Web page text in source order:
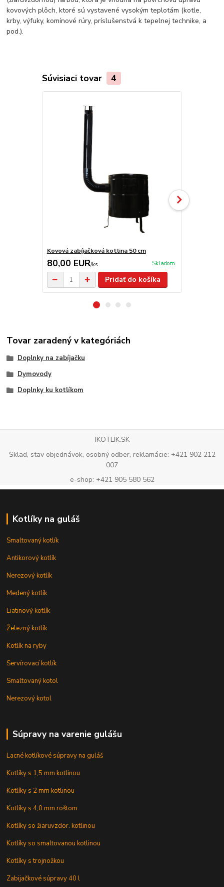
kovových plôch, ktoré sú vystavené vysokým teplotám (kotle,
krby, výfuky, komínové rúry, príslušenstvá k tepelnej technike, a
pod.).
Súvisiaci tovar 4
Kovová zabíjačková kotlina 50 cm
80,00 EUR/ks Skladom
Pridať do košíka
Tovar zaradený v kategóriách
Doplnky na zabíjačku
Dymovody
Doplnky ku kotlíkom
IKOTLIK.SK
Sklad, stav objednávok, osobný odber, reklamácie: +421 902 212
007
e-shop: +421 905 580 562
Kotlíky na guláš
Smaltovaný kotlík
Antikorový kotlík
Nerezový kotlík
Medený kotlík
Liatinový kotlík
Železný kotlík
Kotlík na ryby
Servírovací kotlík
Smaltovaný kotol
Nerezový kotol
Súpravy na varenie gulášu
Lacné kotlíkové súpravy na guláš
Kotlíky s 1,5 mm kotlinou
Kotlíky s 2 mm kotlinou
Kotlíky s 4,0 mm roštom
Kotlíky so žiaruvzdor. kotlinou
Kotlíky so smaltovanou kotlinou
Kotlíky s trojnožkou
Zabijačkové súpravy 40 l